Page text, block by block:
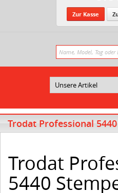
Zur Kasse
Trodat Professional
Trodat
5440